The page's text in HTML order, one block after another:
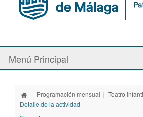
Menú Principal
Espacios culturales
| Programación mensual | Teatro
Detalle de la actividad